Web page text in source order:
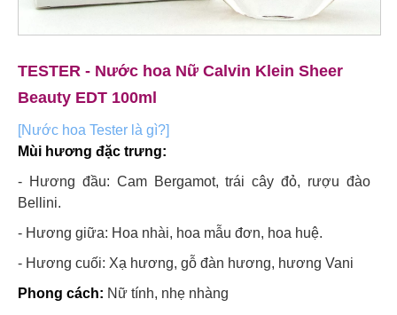
TESTER - Nước hoa Nữ Calvin Klein Sheer
Beauty EDT 100ml
[Nước hoa Tester là gì?]
Mùi hương đặc trưng:
- Hương đầu: Cam Bergamot, trái cây đỏ, rượu đào
Bellini.
- Hương giữa: Hoa nhài, hoa mẫu đơn, hoa huệ.
- Hương cuối: Xạ hương, gỗ đàn hương, hương Vani
Phong cách: Nữ tính, nhẹ nhàng